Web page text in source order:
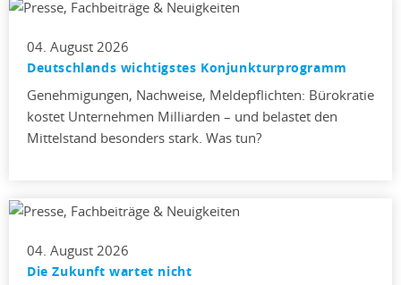
04. August 2026
Deutschlands wichtigstes Konjunkturprogramm
Genehmigungen, Nachweise, Meldepflichten: Bürokratie
kostet Unternehmen Milliarden – und belastet den
Mittelstand besonders stark. Was tun?
04. August 2026
Die Zukunft wartet nicht